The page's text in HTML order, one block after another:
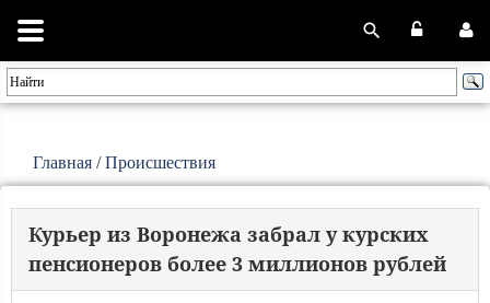
Главная /Происшествия
Курьер из Воронежа забрал у курских
пенсионеров более 3 миллионов рублей